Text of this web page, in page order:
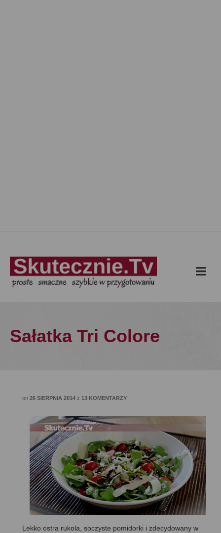
Sałatka Tri Colore
on 26 SIERPNIA 2014 z 13 KOMENTARZY
Lekko ostra rukola, soczyste pomidorki i zdecydowany w